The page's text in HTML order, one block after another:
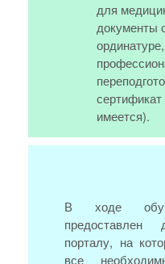
для
документы
имеется).
В ходе
порталу, на
все